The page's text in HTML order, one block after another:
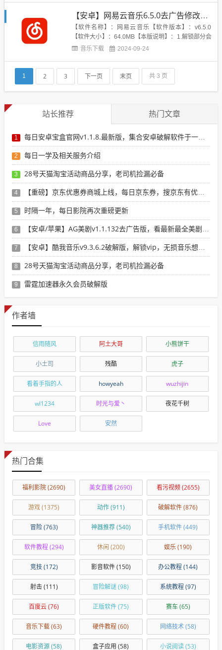
【安卓】网易云音乐6.5.0去广告修改版，点亮年费会员图标等
【软件名称】：网易云音乐【软件版本】：v6.5.0
【软件大小】：64.0MB【本版说明】：1.解锁部分会
员功能，点亮会员图标，音效动效、主题皮肤免费用
页面Tab栏5.去除部分界面会员相关的banner...
音乐下载 2024-09-24
1 2 3 下一页 末页 共 3 页
站长推荐 热门文章
1 每日安卓宝盒官网v1.1.8.最新版，集合安卓破解软件于一体，新增全网搜索引擎
2 每日一学及相关服务介绍
3 28号天猫淘宝活动商品分享，老司机捡漏必备
4 【重磅】京东优惠券商城上线，每日京东券，搜京东有优惠的商品
5 时隔一年，每日影院再次重磅更新
6 【安卓/苹果】AG美剧v1.1.132去广告版，看最新最全美剧选这个就行了！
7 【安卓】酷我音乐v9.3.6.2破解版，解锁vip，无损音乐想下就下！
8 28号天猫淘宝活动商品分享，老司机捡漏必备
9 雷霆加速器永久会员破解版
作者墙
信雨随风 阿土大哥 小熊饼干
小土司 残酷 虎子
看着手指的人 howyeah wuzhijin
wl1234 时光与爱丶 夜花千树
Love 安然
热门合集
福利影院(2690) 美女直播(2690) 看污视频(2655)
游戏(1375) 动作(911) 破解软件(876)
冒险(763) 神器推荐(540) 手机软件(449)
软件教程(294) 休闲 (200) 娱乐(190)
竞技(172) 影音软件(150) 办公教程(144)
射击(111) 冒险解谜(98) 系统教程(97)
百度云(76) 正版软件(75) 赛车(65)
音乐下载(63) 硬件教程(60) 网络技术(58)
电影资源(58) 盒子应用 (58) 小说阅读(53)